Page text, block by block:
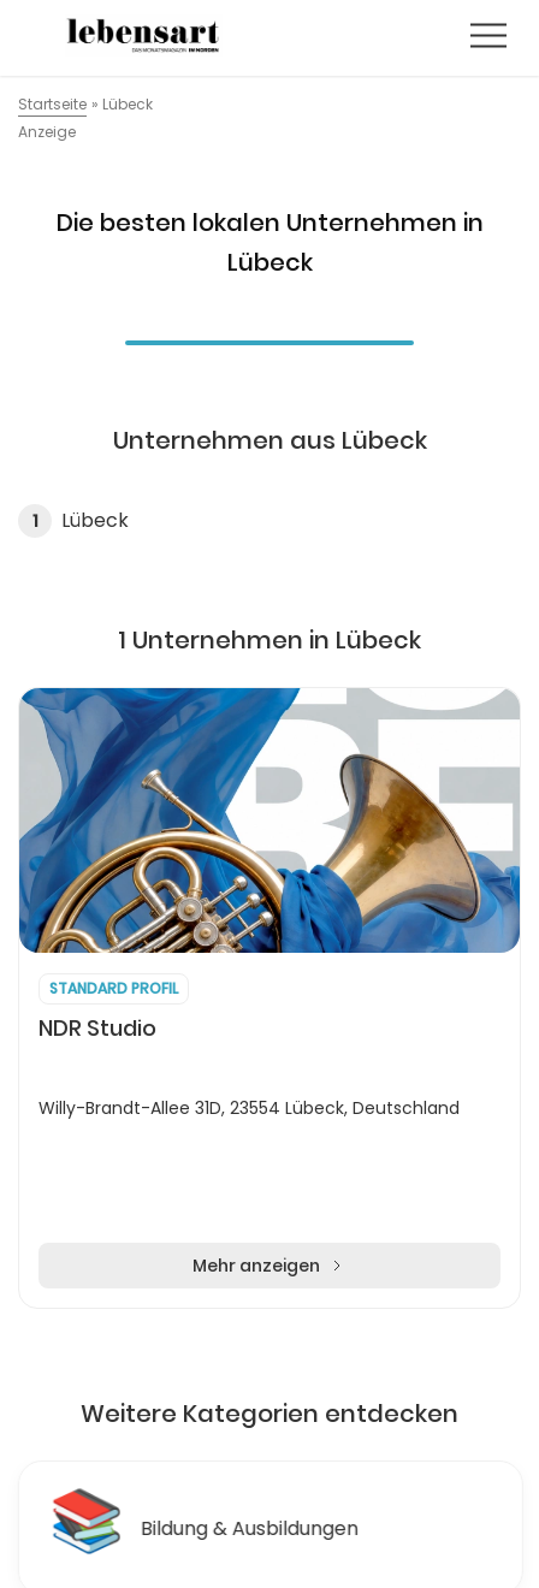
Startseite » Lübeck
Anzeige
Die besten lokalen Unternehmen in
Lübeck
Unternehmen aus Lübeck
1 Lübeck
1 Unternehmen in Lübeck
STANDARD PROFIL
NDR Studio
Willy-Brandt-Allee 31D, 23554 Lübeck, Deutschland
Mehr anzeigen
Weitere Kategorien entdecken
📚 Bildung & Ausbildungen